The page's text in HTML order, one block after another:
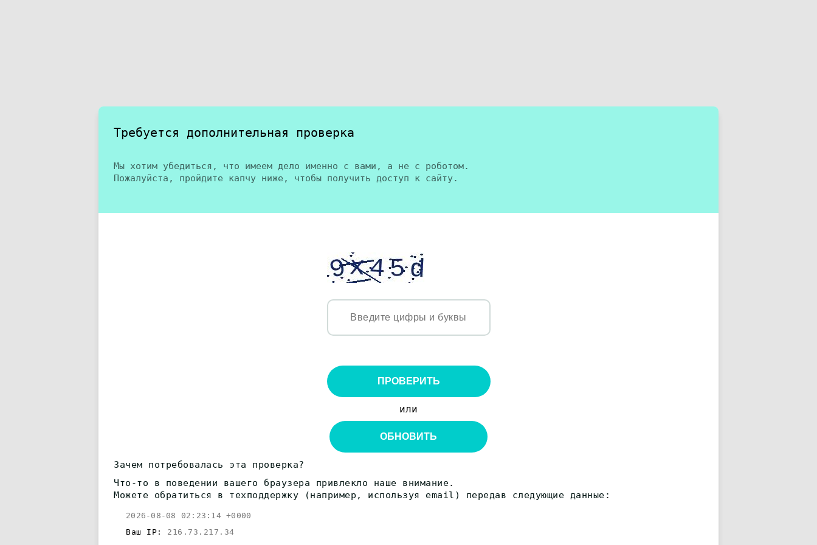
Требуется дополнительная проверка
Мы хотим убедиться, что имеем дело именно с вами, а не с роботом.
Пожалуйста, пройдите капчу ниже, чтобы получить доступ к сайту.
ПРОВЕРИТЬ
или
ОБНОВИТЬ
Зачем потребовалась эта проверка?
Что-то в поведении вашего браузера привлекло наше внимание.
Можете обратиться в техподдержку (например, используя email) передав следующие данные:
2026-08-08 02:23:14 +0000
Ваш IP: 216.73.217.34